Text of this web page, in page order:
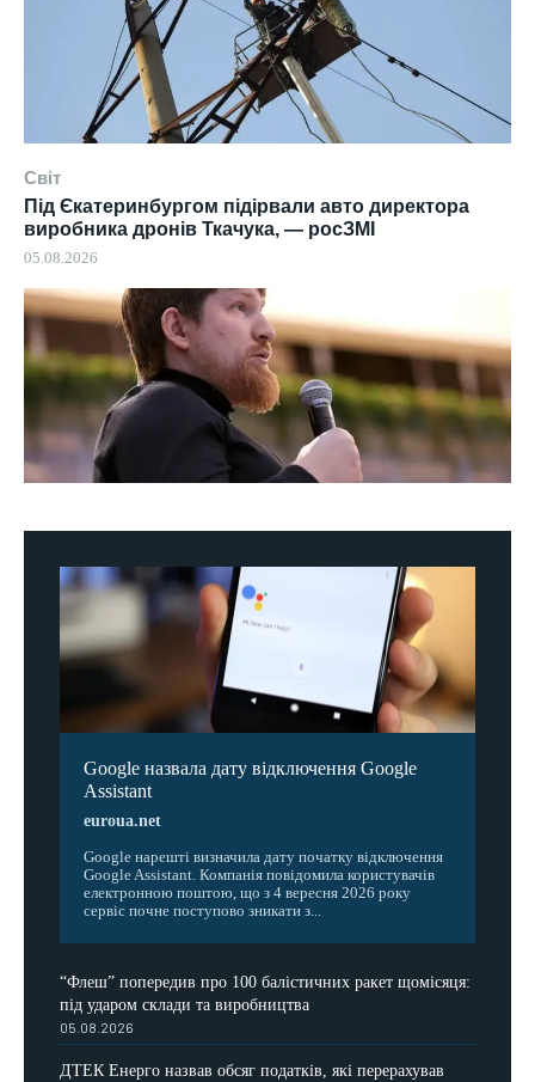
Світ
Під Єкатеринбургом підірвали авто директора
виробника дронів Ткачука, — росЗМІ
05.08.2026
Google назвала дату відключення Google
Assistant
euroua.net
Google нарешті визначила дату початку відключення
Google Assistant. Компанія повідомила користувачів
електронною поштою, що з 4 вересня 2026 року
сервіс почне поступово зникати з...
“Флеш” попередив про 100 балістичних ракет щомісяця:
під ударом склади та виробництва
05.08.2026
ДТЕК Енерго назвав обсяг податків, які перерахував